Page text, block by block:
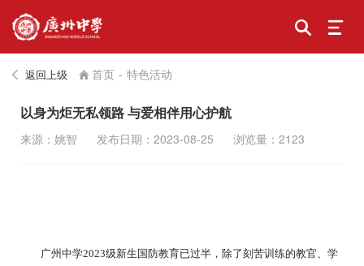
返回上级 首页 - 特色活动
以身为炬无私领路 与爱相伴用心护航
来源：姚智 发布日期：2023-08-25 浏览量：2123
广州中学2023级新生国防教育已过半，除了刻苦训练的教官、学